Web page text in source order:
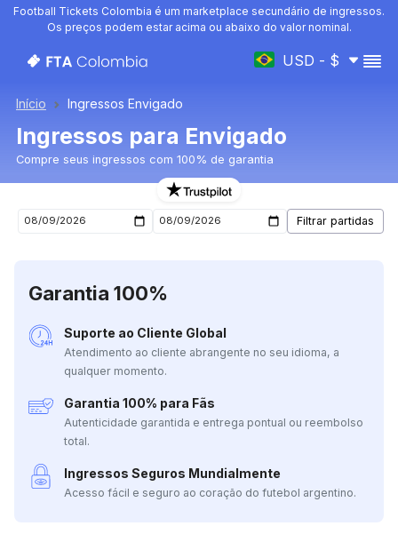
Football Tickets Colombia é um marketplace secundário de ingressos.
Os preços podem estar acima ou abaixo do valor nominal.
USD - $
Início Ingressos Envigado
Ingressos para Envigado
Compre seus ingressos com 100% de garantia
Ingressos para o próximo jogo de Envigado
Garantia 100%
Suporte ao Cliente Global
Atendimento ao cliente abrangente no seu idioma, a
qualquer momento.
Garantia 100% para Fãs
Autenticidade garantida e entrega pontual ou reembolso
total.
Ingressos Seguros Mundialmente
Acesso fácil e seguro ao coração do futebol argentino.